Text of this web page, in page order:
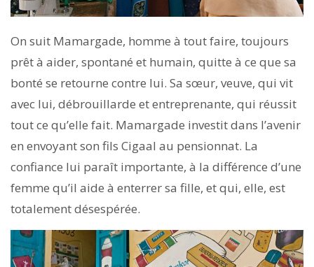
On suit Mamargade, homme à tout faire, toujours
prêt à aider, spontané et humain, quitte à ce que sa
bonté se retourne contre lui. Sa sœur, veuve, qui vit
avec lui, débrouillarde et entreprenante, qui réussit
tout ce qu’elle fait. Mamargade investit dans l’avenir
en envoyant son fils Cigaal au pensionnat. La
confiance lui paraît importante, à la différence d’une
femme qu’il aide à enterrer sa fille, et qui, elle, est
totalement désespérée.